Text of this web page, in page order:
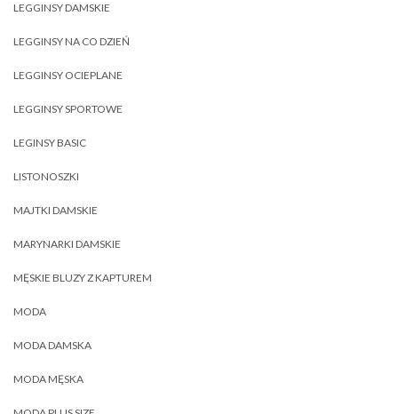
LEGGINSY DAMSKIE
LEGGINSY NA CO DZIEŃ
LEGGINSY OCIEPLANE
LEGGINSY SPORTOWE
LEGINSY BASIC
LISTONOSZKI
MAJTKI DAMSKIE
MARYNARKI DAMSKIE
MĘSKIE BLUZY Z KAPTUREM
MODA
MODA DAMSKA
MODA MĘSKA